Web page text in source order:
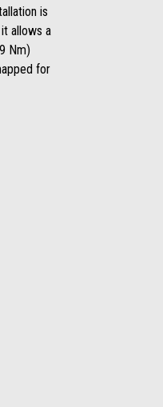
is
allows a
Nm)
for